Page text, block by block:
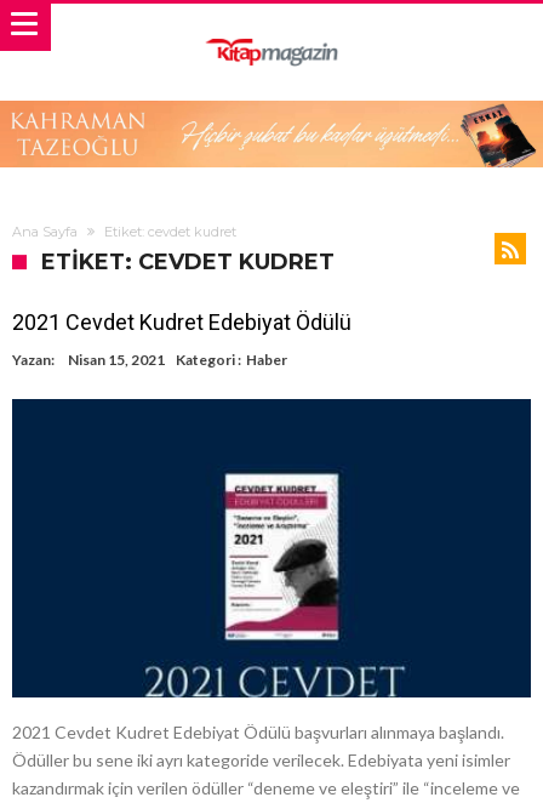
Ana Sayfa Etiket: cevdet kudret
ETIKET: CEVDET KUDRET
2021 Cevdet Kudret Edebiyat Ödülü
Yazan: Nisan 15, 2021 Kategori : Haber
2021 Cevdet Kudret Edebiyat Ödülü başvurları alınmaya başlandı.
Ödüller bu sene iki ayrı kategoride verilecek. Edebiyata yeni isimler
kazandırmak için verilen ödüller “deneme ve eleştiri” ile “inceleme ve